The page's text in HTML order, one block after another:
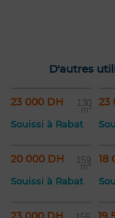
D'autres
23 000 DH 130
m²
Souissi à Rabat
23
20 000 DH 159
m²
Souissi à Rabat
18